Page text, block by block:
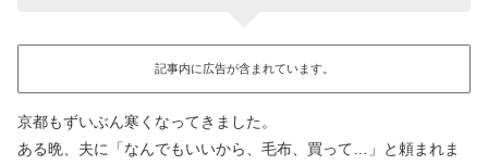
記事内に広告が含まれています。
京都もずいぶん寒くなってきました。
ある晩、夫に「なんでもいいから、毛布、買って…」と頼まれま